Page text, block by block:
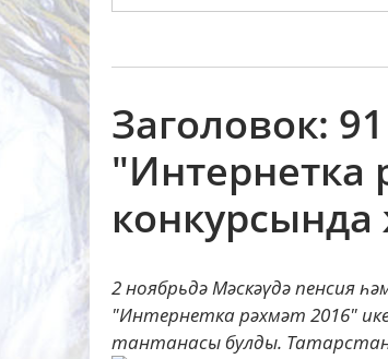
Заголовок:
"Интернетка
2 ноябрьдә Мәскәүдә пенсия
"Интернетка рәхмәт 2016"
тантанасы булды.